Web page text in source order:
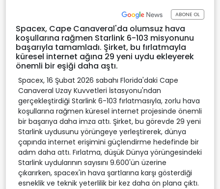
ABONE OL
Spacex, Cape Canaveral'da olumsuz hava
koşullarına rağmen Starlink 6-103 misyonunu
başarıyla tamamladı. Şirket, bu fırlatmayla
küresel internet ağına 29 yeni uydu ekleyerek
önemli bir eşiği daha aştı.
Spacex, 16 Şubat 2026 sabahı Florida'daki Cape
Canaveral Uzay Kuvvetleri İstasyonu'ndan
gerçekleştirdiği Starlink 6-103 fırlatmasıyla, zorlu hava
koşullarına rağmen küresel internet projesinde önemli
bir başarıya daha imza attı. Şirket, bu görevde 29 yeni
Starlink uydusunu yörüngeye yerleştirerek, dünya
çapında internet erişimini güçlendirme hedefinde bir
adım daha attı. Fırlatma, düşük Dünya yörüngesindeki
Starlink uydularının sayısını 9.600'ün üzerine
çıkarırken, spacex'in hava şartlarına karşı gösterdiği
esneklik ve teknik yeterlilik bir kez daha ön plana çıktı.